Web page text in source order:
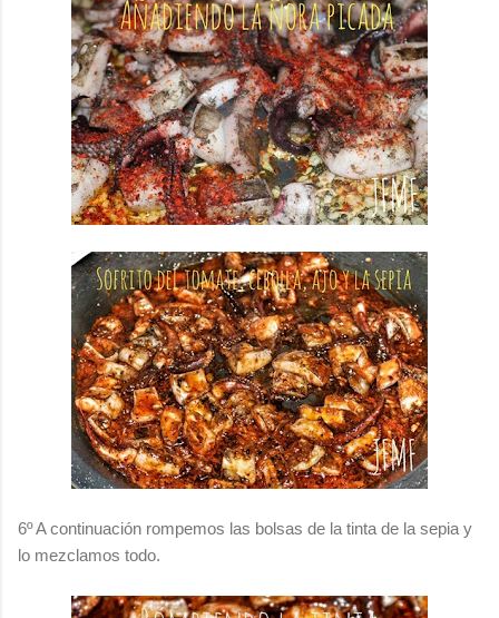
6º A continuación rompemos las bolsas de la tinta de la sepia y
lo mezclamos todo.